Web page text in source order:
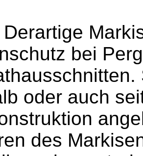
Derartige
bei
oder auch
des